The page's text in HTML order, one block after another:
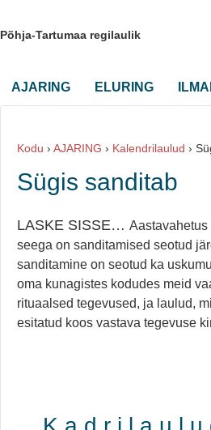
Põhja-Tartumaa regilaulik
AJARING ELURING
Kodu › AJARING › Kalendrilaulud ›
Sügis sanditab
LASKE SISSE…
seega on sanditamised seotud
sanditamine on seotud ka
oma kunagistes kodudes meid
rituaalsed tegevused, ja laulud,
esitatud koos vastava tegevuse